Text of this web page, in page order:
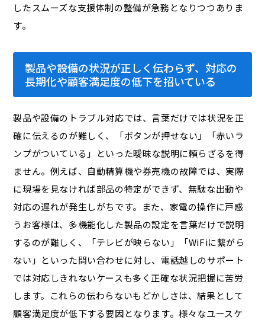
したスムーズな支援体制の整備が急務となりつつありま
す。
製品や設備の状況が正しく伝わらず、対応の
長期化や顧客満足度の低下を招いている
製品や設備のトラブル対応では、言葉だけでは状況を正
確に伝えるのが難しく、「ボタンが押せない」「赤いラ
ンプがついている」といった曖昧な説明に頼らざるを得
ません。例えば、自動精算機や券売機の故障では、実際
に現場を見なければ部品の特定ができず、無駄な出動や
対応の遅れが発生しがちです。また、家電の操作に戸惑
うお客様は、多機能化した製品の設定を言葉だけで説明
するのが難しく、「テレビが映らない」「WiFiに繋がら
ない」といった問い合わせに対し、電話越しのサポート
では対応しきれないケースも多く正確な状況把握に苦労
します。これらの伝わらないもどかしさは、結果として
顧客満足度が低下する要因となります。様々なユースケ